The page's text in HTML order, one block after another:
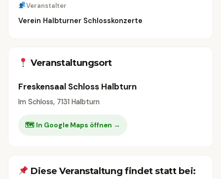
Veranstalter
Verein Halbturner Schlosskonzerte
Veranstaltungsort
Freskensaal Schloss Halbturn
Im Schloss, 7131 Halbturn
🗺 In Google Maps öffnen →
Diese Veranstaltung findet statt bei: